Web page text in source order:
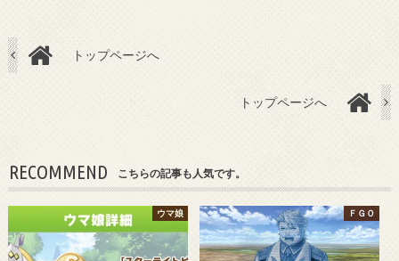
トップページへ
トップページへ
RECOMMEND こちらの記事も人気です。
ウマ娘 ＦＧＯ